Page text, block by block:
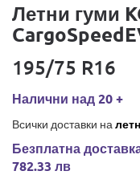
Летни гуми
195/75 R16
Налични над 20 +
Всички доставки на
Безплатна
782.33 лв